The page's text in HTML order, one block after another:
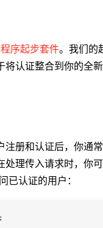
序起步套件。我们的
将认证整合到你的全新
注册和认证后，你通
处理传入请求时，你
已认证的用户：
;